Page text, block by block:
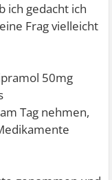
ich gedacht ich
Frag vielleicht
50mg
Tag nehmen,